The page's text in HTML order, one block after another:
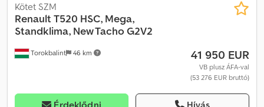
Torokbalint 46 km
Kötet SZM
Renault T520 HSC, Mega,
Standklima, New Tacho G2V2
41 950 EUR
VB plusz ÁFA-val
(53 276 EUR bruttó)